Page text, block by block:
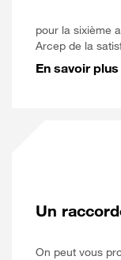
pour la sixième
Arcep de la
En savoir plus
Un
On peut vous